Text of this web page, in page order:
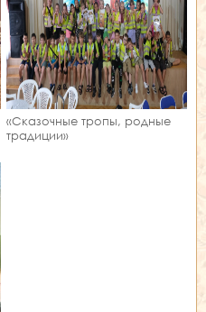
«Сказочные тропы, родные
традиции»